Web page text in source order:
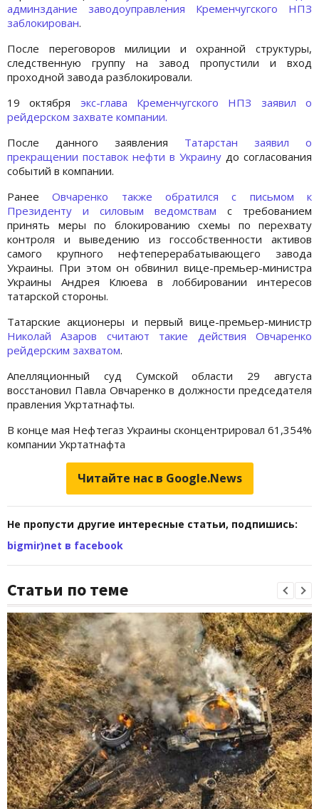
админздание заводоуправления Кременчугского НПЗ
заблокирован.
После переговоров милиции и охранной структуры,
следственную группу на завод пропустили и вход
проходной завода разблокировали.
19 октября экс-глава Кременчугского НПЗ заявил о
рейдерском захвате компании.
После данного заявления Татарстан заявил о
прекращении поставок нефти в Украину до согласования
событий в компании.
РанееОвчаренко также обратился с письмом к
Президенту и силовым ведомствам с требованием
принять меры по блокированию схемы по перехвату
контроля и выведению из госсобственности активов
самого крупного нефтеперерабатывающего завода
Украины. При этом он обвинил вице-премьер-министра
Украины Андрея Клюева в лоббировании интересов
татарской стороны.
Татарские акционеры и первый вице-премьер-министр
Николай Азаров
считают такие действия Овчаренко
рейдерским захватом.
Апелляционный суд Сумской области 29 августа
восстановил Павла Овчаренко в должности председателя
правления Укртатнафты.
В конце мая Нефтегаз Украины сконцентрировал 61,354%
компании Укртатнафта
Читайте нас в Google.News
Не пропусти другие интересные статьи, подпишись:
bigmir)net в facebook
Статьи по теме